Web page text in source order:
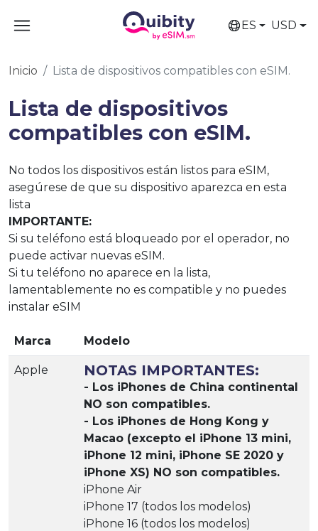
ES USD
Inicio Lista de dispositivos compatibles con eSIM.
Lista de dispositivos
compatibles con eSIM.
No todos los dispositivos están listos para eSIM,
asegúrese de que su dispositivo aparezca en esta
lista
IMPORTANTE:
Si su teléfono está bloqueado por el operador, no
puede activar nuevas eSIM.
Si tu teléfono no aparece en la lista,
lamentablemente no es compatible y no puedes
instalar eSIM
Marca Modelo
Apple NOTAS IMPORTANTES:
- Los iPhones de China continental
NO son compatibles.
- Los iPhones de Hong Kong y
Macao (excepto el iPhone 13 mini,
iPhone 12 mini, iPhone SE 2020 y
iPhone XS) NO son compatibles.
iPhone Air
iPhone 17 (todos los modelos)
iPhone 16 (todos los modelos)